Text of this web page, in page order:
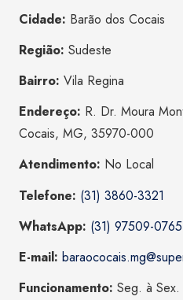
Cidade: Barão dos Cocais
Região: Sudeste
Bairro: Vila Regina
Endereço: R. Dr. Moura
Cocais, MG, 35970-000
Atendimento: No Local
Telefone: (31) 3860-3321
WhatsApp: (31) 97509-0765
E-mail:
Funcionamento: Seg. à